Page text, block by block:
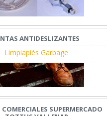
ANTIDESLIZANTES
Limpiapiés Garbage
SUPERMERCADO